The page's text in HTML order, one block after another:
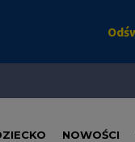
NOWOŚCI